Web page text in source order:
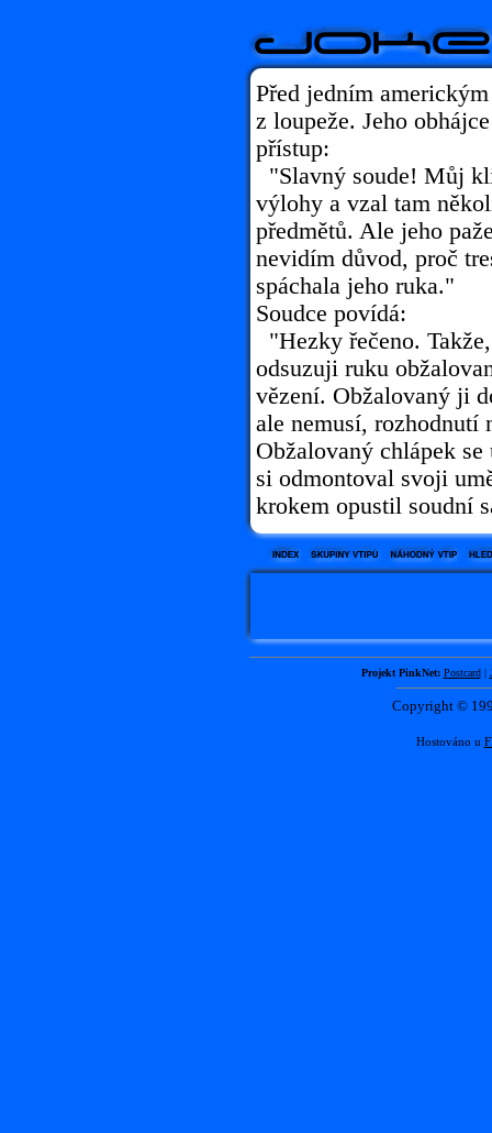
Před jedním
z loupeže. Jeho
přístup:
"Slavný soude! Můj
výlohy a vzal tam
předmětů. Ale jeho
nevidím důvod, proč
spáchala jeho ruka."
Soudce povídá:
"Hezky řečeno.
odsuzuji ruku
vězení. Obžalovaný ji
ale nemusí, rozhodnutí
Obžalovaný chlápek
si odmontoval svoji
krokem opustil soudní
Projekt PinkNet: Postcard|
Copyright ©
Hostováno u